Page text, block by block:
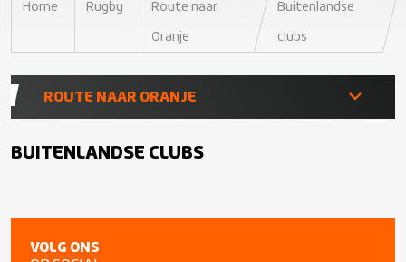
Home Rugby Route naar
Oranje
Buitenlandse
clubs
ROUTE NAAR ORANJE
Rugby Academy’s
BUITENLANDSE CLUBS
VOLG ONS